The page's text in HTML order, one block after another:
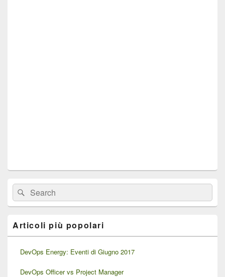
Area
widget
barra
laterale
Cerca:Cerca
Articoli più popolari
DevOps Energy: Eventi di Giugno 2017
DevOps Officer vs Project Manager